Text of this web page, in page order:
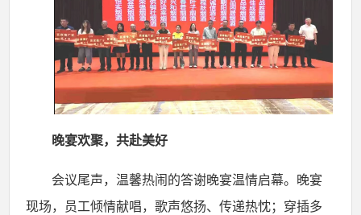
晚宴欢聚，共赴美好
会议尾声，温馨热闹的答谢晚宴温情启幕。晚宴
现场，员工倾情献唱，歌声悠扬、传递热忱；穿插多